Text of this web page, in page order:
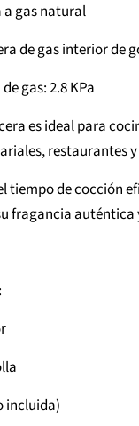
a gas natural
de gas interior de
gas: 2.8 KPa
es ideal para
restaurantes
tiempo de cocción
fragancia auténtica
incluida)